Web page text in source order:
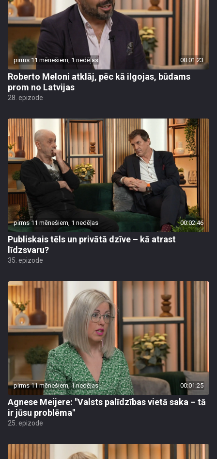
pirms 11 mēnešiem, 1 nedēļas 00:01:23
Roberto Meloni atklāj, pēc kā ilgojas, būdams
prom no Latvijas
28. epizode
pirms 11 mēnešiem, 1 nedēļas 00:02:46
Publiskais tēls un privātā dzīve – kā atrast
līdzsvaru?
35. epizode
pirms 11 mēnešiem, 1 nedēļas 00:01:25
Agnese Meijere: "Valsts palīdzības vietā saka – tā
ir jūsu problēma"
25. epizode